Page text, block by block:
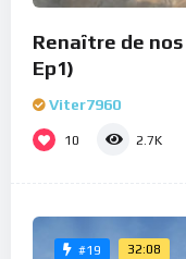
Renaître de
Ep1)
Viter7960
10 2.7K
#19 32:08